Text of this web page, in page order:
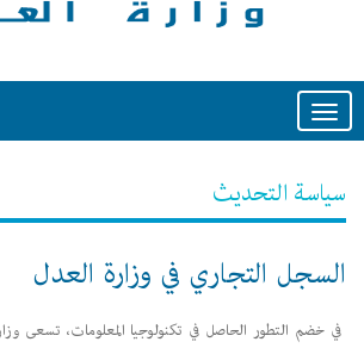
Toggle
سياسة التحديث
السجل التجاري في وزارة العدل
في خضم التطور الحاصل في تكنولوجيا المعلومات، تسعى